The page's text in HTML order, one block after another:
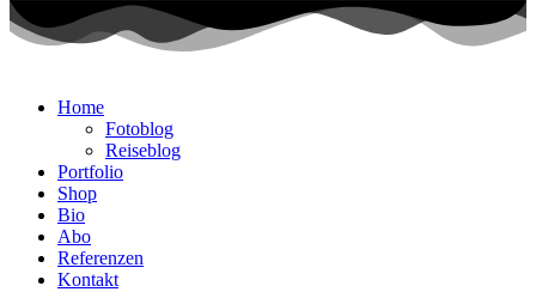
Home
Fotoblog
Reiseblog
Portfolio
Shop
Bio
Abo
Referenzen
Kontakt